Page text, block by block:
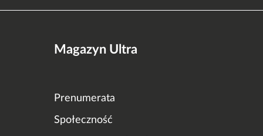
Magazyn Ultra
Prenumerata
Społeczność